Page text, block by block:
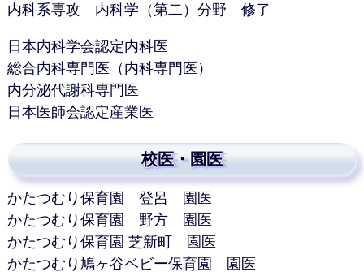
内科系専攻 内科学（第二）分野 修了
日本内科学会認定内科医
総合内科専門医（内科専門医）
内分泌代謝科専門医
日本医師会認定産業医
校医・園医
かたつむり保育園 登呂 園医
かたつむり保育園 野方 園医
かたつむり保育園 芝新町 園医
かたつむり鳩ヶ谷ベビー保育園 園医